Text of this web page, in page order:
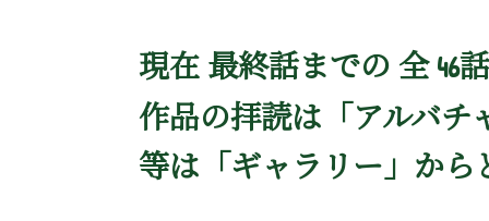
現在 最終話までの 全 46
作品の拝読は「アルバチ
等は「ギャラリー」から